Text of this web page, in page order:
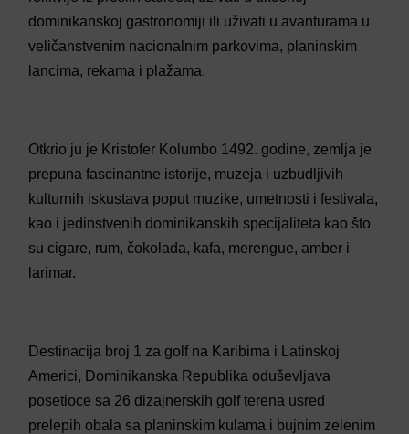
dominikanskoj gastronomiji ili uživati u avanturama u
veličanstvenim nacionalnim parkovima, planinskim
lancima, rekama i plažama.
Otkrio ju je Kristofer Kolumbo 1492. godine, zemlja je
prepuna fascinantne istorije, muzeja i uzbudljivih
kulturnih iskustava poput muzike, umetnosti i festivala,
kao i jedinstvenih dominikanskih specijaliteta kao što
su cigare, rum, čokolada, kafa, merengue, amber i
larimar.
Destinacija broj 1 za golf na Karibima i Latinskoj
Americi, Dominikanska Republika oduševljava
posetioce sa 26 dizajnerskih golf terena usred
prelepih obala sa planinskim kulama i bujnim zelenim